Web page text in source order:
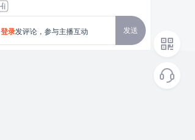
发送
登录发评论，参与主播互动